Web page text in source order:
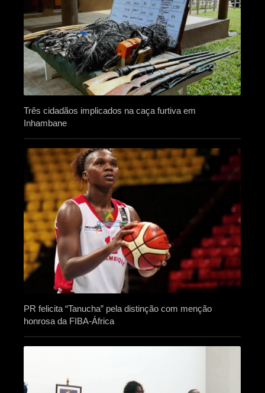
Três cidadãos implicados na caça furtiva em
Inhambane
PR felicita “Tanucha” pela distinção com menção
honrosa da FIBA-África